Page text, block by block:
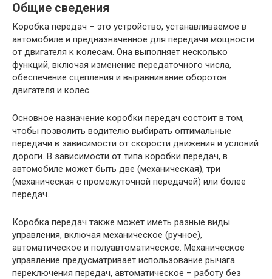
Общие сведения
Коробка передач – это устройство, устанавливаемое в
автомобиле и предназначенное для передачи мощности
от двигателя к колесам. Она выполняет несколько
функций, включая изменение передаточного числа,
обеспечение сцепления и выравнивание оборотов
двигателя и колес.
Основное назначение коробки передач состоит в том,
чтобы позволить водителю выбирать оптимальные
передачи в зависимости от скорости движения и условий
дороги. В зависимости от типа коробки передач, в
автомобиле может быть две (механическая), три
(механическая с промежуточной передачей) или более
передач.
Коробка передач также может иметь разные виды
управления, включая механическое (ручное),
автоматическое и полуавтоматическое. Механическое
управление предусматривает использование рычага
переключения передач, автоматическое – работу без